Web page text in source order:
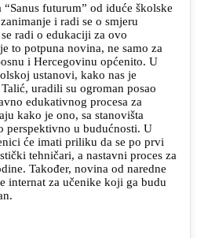
futurum” od iduće školske
i radi se o smjeru
radi o edukaciji za ovo
to potpuna novina, ne samo za
i Hercegovinu općenito. U
ustanovi, kako nas je
uradili su ogroman posao
edukativnog procesa za
kako je ono, sa stanovišta
perspektivno u budućnosti. U
će imati priliku da se po prvi
tehničari, a nastavni proces za
Također, novina od naredne
internat za učenike koji ga budu